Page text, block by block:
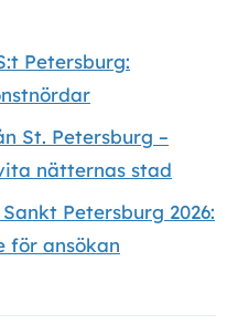
Petersburg:
St. Petersburg –
nätternas stad
Petersburg 2026:
för ansökan